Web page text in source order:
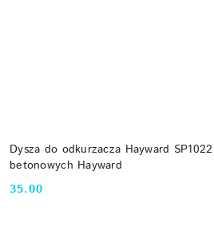
Dysza do odkurzacza Hayward
betonowych Hayward
Cena:
35.00